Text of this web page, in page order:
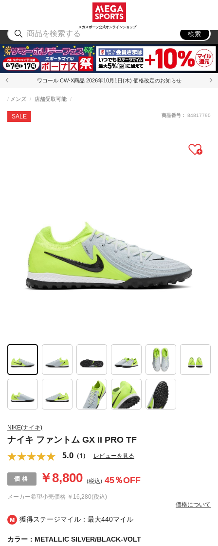
メガスポーツ公式オンラインショップ
アウトドア
検索
ワコール CW-X商品 2026年10月1日(木) 価格改定のお知らせ
獲得ステージマイル：最大440マイル
NIKE(ナイキ)
ナイキ ファントム GX II PRO TF
5.0 （1） レビューを見る
SALE
メンズ 店舗受取可能
メーカー希望小売価格 ￥16,280(税込)
￥8,800 (税込) 45％OFF
価格について
商品番号： 84817790
カラー：METALLIC SILVER/BLACK-VOLT